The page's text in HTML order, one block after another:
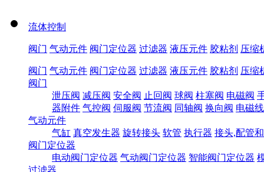
流体控制
阀门 气动元件 阀门定位器 过滤器 液压元件 胶粘剂 压缩
阀门 气动元件 阀门定位器 过滤器 液压元件 胶粘剂 压缩
阀门
泄压阀 减压阀 安全阀 止回阀 球阀 柱塞阀 电磁阀
器附件 气控阀 伺服阀 节流阀 同轴阀 换向阀 电磁
气动元件
气缸 真空发生器 旋转接头 软管 执行器 接头,配管
阀门定位器
电动阀门定位器 气动阀门定位器 智能阀门定位器
过滤器